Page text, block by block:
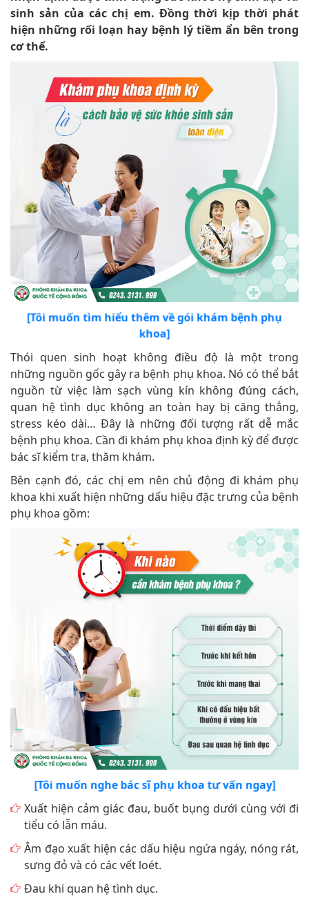
sinh sản của các chị em. Đồng thời kịp thời phát
hiện những rối loạn hay bệnh lý tiềm ẩn bên trong
cơ thể.
[Tôi muốn tìm hiểu thêm về gói khám bệnh phụ
khoa]
Thói quen sinh hoạt không điều độ là một trong
những nguồn gốc gây ra bệnh phụ khoa. Nó có thể bắt
nguồn từ việc làm sạch vùng kín không đúng cách,
quan hệ tình dục không an toàn hay bị căng thẳng,
stress kéo dài… Đây là những đối tượng rất dễ mắc
bệnh phụ khoa. Cần đi khám phụ khoa định kỳ để được
bác sĩ kiểm tra, thăm khám.
Bên cạnh đó, các chị em nên chủ động đi khám phụ
khoa khi xuất hiện những dấu hiệu đặc trưng của bệnh
phụ khoa gồm:
[Tôi muốn nghe bác sĩ phụ khoa tư vấn ngay]
Xuất hiện cảm giác đau, buốt bụng dưới cùng với đi
tiểu có lẫn máu.
Âm đạo xuất hiện các dấu hiệu ngứa ngáy, nóng rát,
sưng đỏ và có các vết loét.
Đau khi quan hệ tình dục.